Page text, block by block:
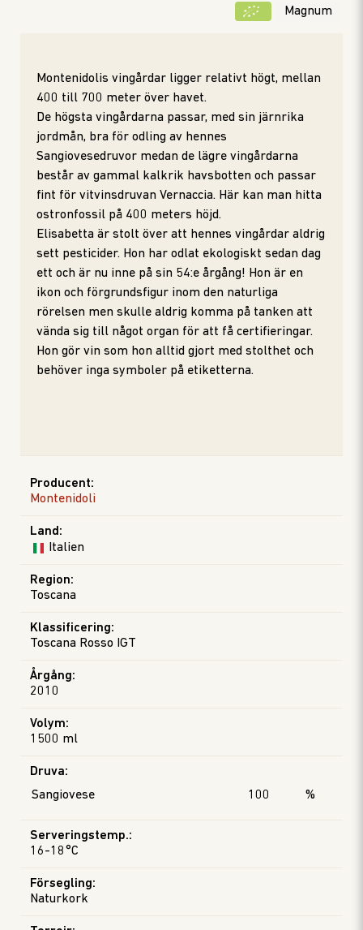
Magnum
Montenidolis vingårdar ligger relativt högt, mellan
400 till 700 meter över havet.
De högsta vingårdarna passar, med sin järnrika
jordmån, bra för odling av hennes
Sangiovesedruvor medan de lägre vingårdarna
består av gammal kalkrik havsbotten och passar
fint för vitvinsdruvan Vernaccia. Här kan man hitta
ostronfossil på 400 meters höjd.
Elisabetta är stolt över att hennes vingårdar aldrig
sett pesticider. Hon har odlat ekologiskt sedan dag
ett och är nu inne på sin 54:e årgång! Hon är en
ikon och förgrundsfigur inom den naturliga
rörelsen men skulle aldrig komma på tanken att
vända sig till något organ för att få certifieringar.
Hon gör vin som hon alltid gjort med stolthet och
behöver inga symboler på etiketterna.
Producent:
Montenidoli
Land :
Italien
Region:
Toscana
Klassificering:
Toscana Rosso IGT
Årgång:
2010
Volym:
1500 ml
Druva:
Sangiovese
100 %
Serveringstemp.:
16-18°C
Försegling:
Naturkork